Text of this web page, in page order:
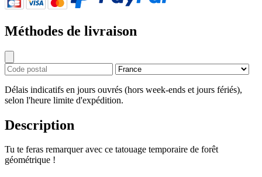
Méthodes de livraison
Délais indicatifs en jours ouvrés (hors week-ends et jours fériés),
selon l'heure limite d'expédition.
Description
Tu te feras remarquer avec ce tatouage temporaire de forêt
géométrique !